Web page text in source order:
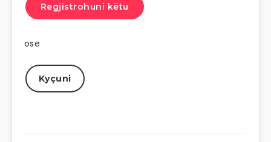
Regjistrohuni këtu
ose
Kyçuni